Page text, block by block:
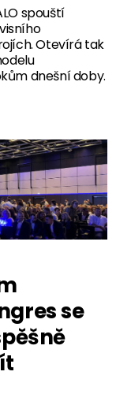
spouští
Otevírá tak
dnešní doby.
se